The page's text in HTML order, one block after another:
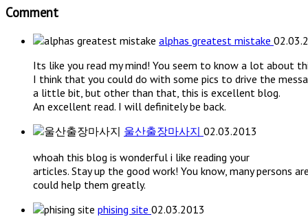
Comment
alphas greatest mistake
Its like you read my mind! You seem to know a lot about
I think that you could do with some pics to drive the
a little bit, but other than that, this is excellent blog.
An excellent read. I will definitely be back.
울산출장마사지 02.03.2013
whoah this blog is wonderful i like reading your
articles. Stay up the good work! You know, many persons
could help them greatly.
phising site 02.03.2013